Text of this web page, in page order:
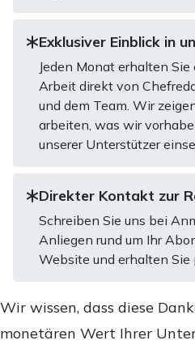
Exklusiver Einblick in
Jeden Monat erhalten
Arbeit direkt von
und dem Team. Wir
arbeiten, was wir
unserer Unterstützer
Direkter Kontakt zur
Schreiben Sie uns bei
Anliegen rund um Ihr
Website und erhalten
Wir wissen, dass diese
monetären Wert Ihrer